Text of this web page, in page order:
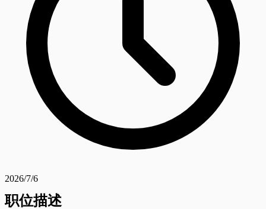
2026/7/6
职位描述